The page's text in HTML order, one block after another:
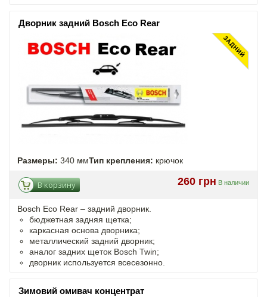
Дворник задний Bosch Eco Rear
Размеры: 340 ммТип крепления: крючок
260 грн В наличии
В корзину
Bosch Eco Rear – задний дворник.
бюджетная задняя щетка;
каркасная основа дворника;
металлический задний дворник;
аналог задних щеток Bosch Twin;
дворник используется всесезонно.
Зимовий омивач концентрат